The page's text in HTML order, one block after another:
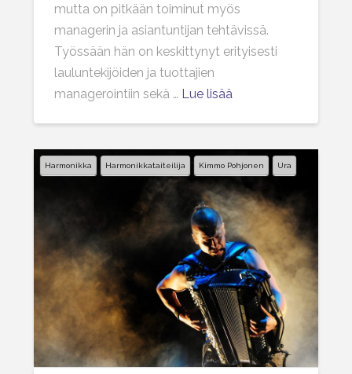
mutta on pitkään toiminut myös
managerin ja asiantuntijan tehtävissä.
Työssään hän on keskittynyt erityisesti
lauluntekijöiden ja tuottajien
managerointiin sekä … Lue lisää
Harmonikka Harmonikkataiteilija Kimmo Pohjonen Ura